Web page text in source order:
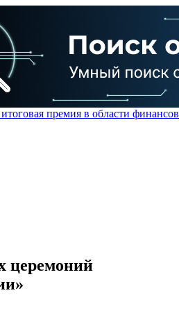
премия в области финансов
церемоний